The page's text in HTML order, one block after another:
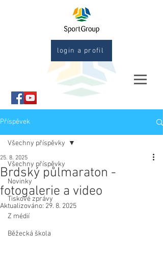
login a profil
Příspěvek
Všechny příspěvky
Novinky
Tiskové zprávy
Z médií
Běžecká škola
Všechny příspěvky
Brdský půlmaraton -
fotogalerie a video
25. 8. 2025
Aktualizováno: 29. 8. 2025